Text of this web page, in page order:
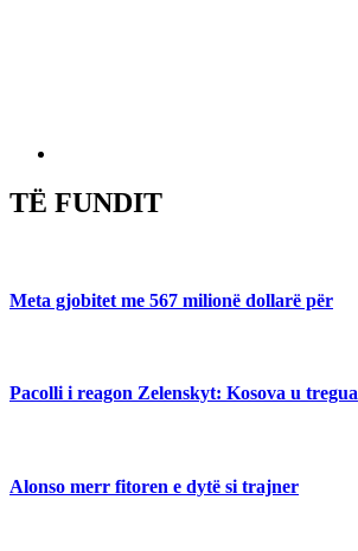
TË FUNDIT
Meta gjobitet me 567 milionë dollarë për
Pacolli i reagon Zelenskyt: Kosova u tregua
Alonso merr fitoren e dytë si trajner